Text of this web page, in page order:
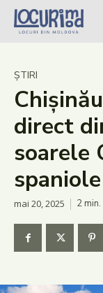
Caută în
Știri
Evenimente
Dezvoltare
Vinării
Patrimoniu
Produs Acasă
ȘTIRI
direct
soarele
spaniole
mai 20, 2025 2min.